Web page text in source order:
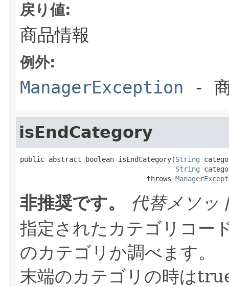
戻り値:
商品情報
例外:
ManagerException - 商
isEndCategory
public abstract boolean isEndCategory(String
String
                               throws
非推奨です。
代替メソッ
指定されたカテゴリコー
のカテゴリか調べます。
末端のカテゴリの時は